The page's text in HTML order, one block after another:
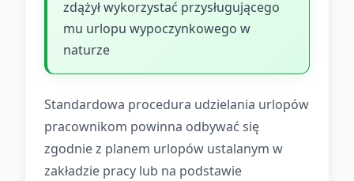
zdążył wykorzystać przysługującego
mu urlopu wypoczynkowego w
naturze
Standardowa procedura udzielania urlopów
pracownikom powinna odbywać się
zgodnie z planem urlopów ustalanym w
zakładzie pracy lub na podstawie